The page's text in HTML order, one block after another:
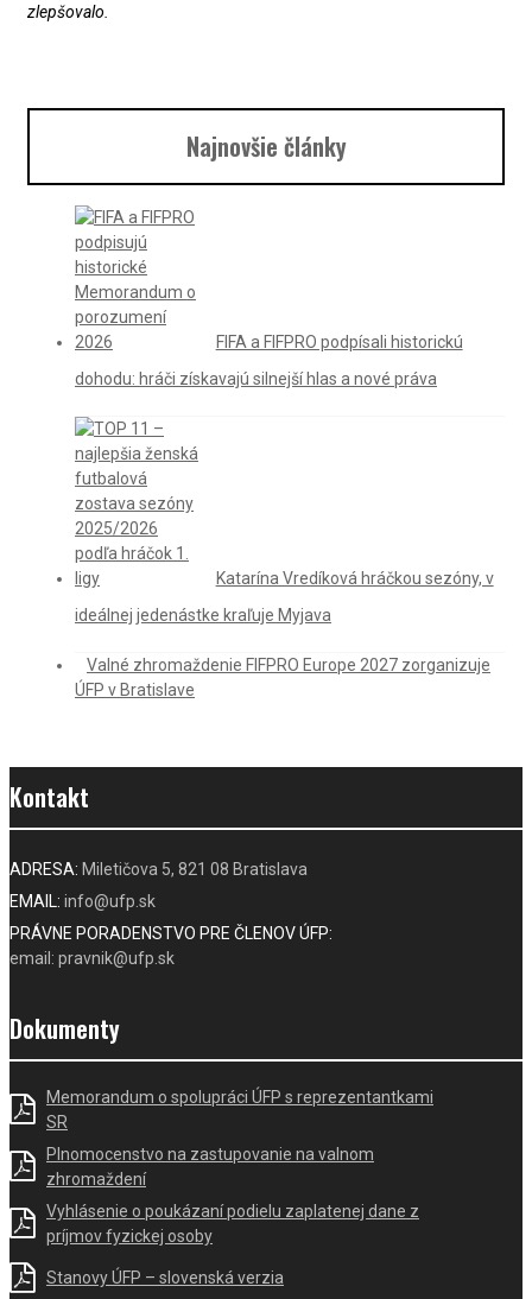
zlepšovalo.
Najnovšie články
FIFA a FIFPRO podpísali historickú
dohodu: hráči získavajú silnejší hlas a nové práva
Katarína Vredíková hráčkou sezóny, v
ideálnej jedenástke kraľuje Myjava
Valné zhromaždenie FIFPRO Europe 2027 zorganizuje
ÚFP v Bratislave
Kontakt
ADRESA: Miletičova 5, 821 08 Bratislava
EMAIL: info@ufp.sk
PRÁVNE PORADENSTVO PRE ČLENOV ÚFP:
email: pravnik@ufp.sk
Dokumenty
Memorandum o spolupráci ÚFP s reprezentantkami
SR
Plnomocenstvo na zastupovanie na valnom
zhromaždení
Vyhlásenie o poukázaní podielu zaplatenej dane z
príjmov fyzickej osoby
Stanovy ÚFP – slovenská verzia